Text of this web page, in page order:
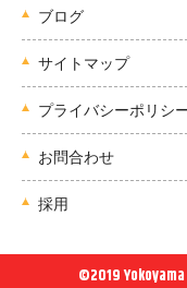
ブログ
サイトマップ
プライバシーポリシ
お問合わせ
採用
©2019